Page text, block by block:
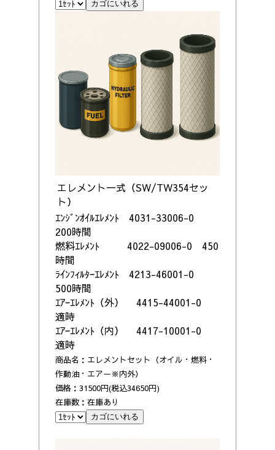
エレメント一式（SW/TW354セッ
ト）
ｴﾝｼﾞﾝｵｲﾙｴﾚﾒﾝﾄ 4031-33006-0
200時間
燃料ｴﾚﾒﾝﾄ 4022-09006-0 450
時間
ﾗｲﾝﾌｨﾙﾀｰｴﾚﾒﾝﾄ 4213-46001-0
500時間
ｴｱｰｴﾚﾒﾝﾄ（外） 4415-44001-0
適時
ｴｱｰｴﾚﾒﾝﾄ（内） 4417-10001-0
適時
商品名：エレメントセット（オイル・燃料・
作動油・エアー※内外）
価格：31500円(税込34650円)
在庫数：在庫あり